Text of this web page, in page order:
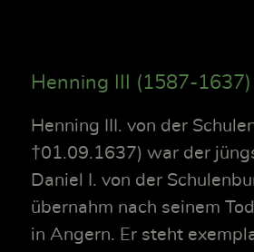
Henning III (1587-1637)
Henning III. von der
†01.09.1637) war der
Daniel I. von der
übernahm nach seinem
in Angern. Er steht